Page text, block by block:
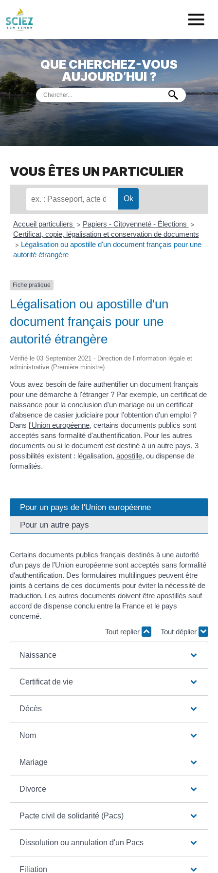
Mairie de
ACCUEIL
VOTREMAIRIE
VIEPRATIQUE
PORTDE PLAISANCE
MUSÉEDE PRÉHISTOIRE
QUE CHERCHEZ-VOUS
AUJOURD’HUI ?
VOUS ÊTES UN PARTICULIER
Accueil particuliers > Papiers - Citoyenneté - Élections >
Certificat, copie, légalisation et conservation de documents
> Légalisation ou apostille d'un document français pour une
autorité étrangère
Fiche pratique
Légalisation ou apostille d'un
document français pour une
autorité étrangère
Vérifié le 03 September 2021 - Direction de l'information légale et
administrative (Première ministre)
Vous avez besoin de faire authentifier un document français
pour une démarche à l'étranger ? Par exemple, un certificat de
naissance pour la conclusion d'un mariage ou un certificat
d'absence de casier judiciaire pour l'obtention d'un emploi ?
Dans l'Union européenne, certains documents publics sont
acceptés sans formalité d'authentification. Pour les autres
documents ou si le document est destiné à un autre pays, 3
possibilités existent : légalisation, apostille, ou dispense de
formalités.
Pour un pays de l'Union européenne
Pour un autre pays
Certains documents publics français destinés à une autorité
d'un pays de l'Union européenne sont acceptés sans formalité
d'authentification. Des formulaires multilingues peuvent être
joints à certains de ces documents pour éviter la nécessité de
traduction. Les autres documents doivent être apostillés sauf
accord de dispense conclu entre la France et le pays
concerné.
Tout replier
Tout déplier
Naissance
Certificat de vie
Décès
Nom
Mariage
Divorce
Pacte civil de solidarité (Pacs)
Dissolution ou annulation d'un Pacs
Filiation